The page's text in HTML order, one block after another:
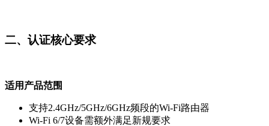
二、认证核心要求
适用产品范围
支持2.4GHz/5GHz/6GHz频段的Wi-Fi路由器
Wi-Fi 6/7设备需额外满足新规要求